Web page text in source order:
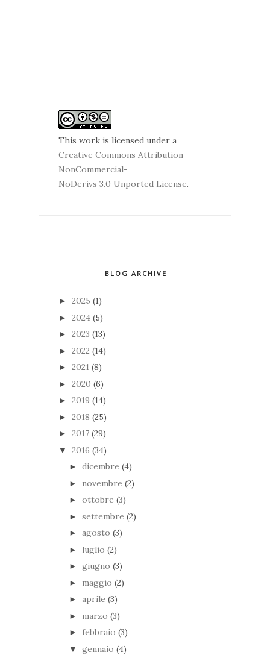
This work is licensed under a
Creative Commons Attribution-
NonCommercial-
NoDerivs 3.0 Unported License.
BLOG ARCHIVE
► 2025 (1)
► 2024 (5)
► 2023 (13)
► 2022 (14)
► 2021 (8)
► 2020 (6)
► 2019 (14)
► 2018 (25)
► 2017 (29)
▼ 2016 (34)
► dicembre (4)
► novembre (2)
► ottobre (3)
► settembre (2)
► agosto (3)
► luglio (2)
► giugno (3)
► maggio (2)
► aprile (3)
► marzo (3)
► febbraio (3)
▼ gennaio (4)